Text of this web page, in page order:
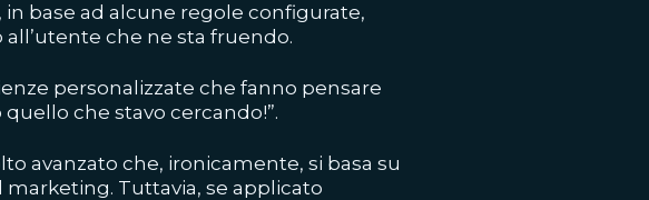
base ad alcune regole configurate,
che ne sta fruendo.
personalizzate che fanno pensare
che stavo cercando!”.
avanzato che, ironicamente, si basa su
marketing. Tuttavia, se applicato